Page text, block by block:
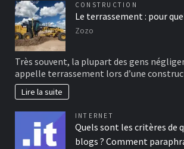
CONSTRUCTION
Le terrassement : pour
Zozo
Très souvent, la plupart des gens
appelle terrassement lors d’une
Lire la suite
INTERNET
Quels sont les critères de
blogs ? Comment